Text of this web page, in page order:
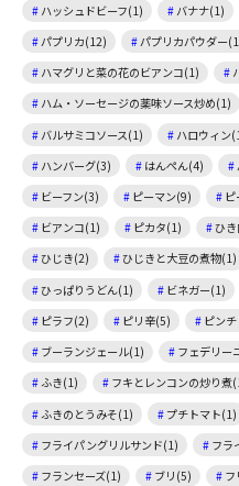
ハッシュドビーフ(1)
バナナ(1)
パプリカ(12)
パプリカパウダー
ハマグリと菜の花のビアンコ(1)
ハム・ソーセージの薬味ソース炒め(1)
バルサミコソース(1)
ハロウィン
ハンバーグ(3)
はんぺん(4)
ビーフン(3)
ピーマン(9)
ビアンコ(1)
ピカタ(1) ひ
ひじき(2)
ひじきと大豆の煮物(1)
ひっぱりうどん(1)
ビネガー(1)
ピラフ(2)
ピリ辛(5) ピン
ブーランジェール(1)
フェデリー
ふき(1)
フキとレンコンの炒り煮
ふきのとうみそ(1)
プチトマト(1)
フライパングリルサンド(1)
フラ
フランセーズ(1)
ブリ(5)